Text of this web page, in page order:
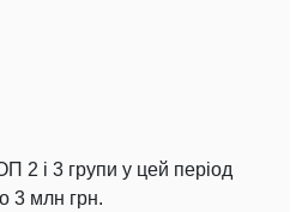
2 і 3 групи у цей період
3 млн грн.